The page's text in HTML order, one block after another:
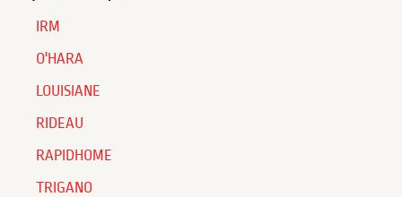
IRM
O'HARA
LOUISIANE
RIDEAU
RAPIDHOME
TRIGANO